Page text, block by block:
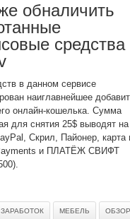
обналичить
средства
в данном сервисе
наиглавнейшее
онлайн-кошелька. Сумма
для снятия 25$ выводят на
Скрил, Пайонер, карта
и ПЛАТЁЖ СВИФТ
ЗАРАБОТОК МЕБЕЛЬ ОБЗОР